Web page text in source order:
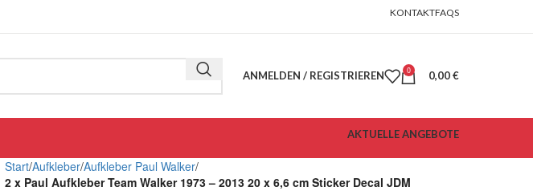
KONTAKTFAQS
ANMELDEN / REGISTRIEREN 0 0,00€
AKTUELLE ANGEBOTE
Start Aufkleber Aufkleber Paul Walker
2 x Paul Aufkleber Team Walker 1973 – 2013 20 x 6,6 cm Sticker Decal JDM